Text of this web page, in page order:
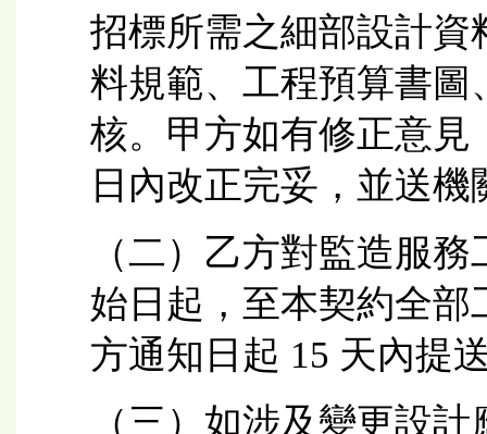
招標所需之細部設計
料規範、工程預算書
核。甲方如有修正意見
日內改正完妥，並送機
（二）乙方對監造服
始日起，至本契約全
方通知日起 15 天內提
（三）如涉及變更設